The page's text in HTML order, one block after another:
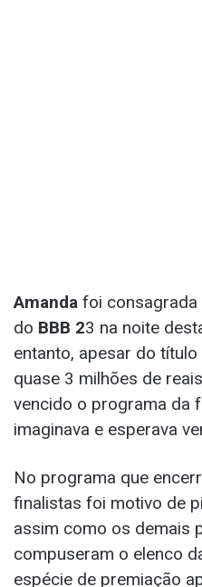
Amanda foi consagrada
do BBB 23 na noite
entanto, apesar do
quase 3 milhões de
vencido o programa da
imaginava e esperava
No programa que
finalistas foi motivo de
assim como os demais
compuseram o elenco
espécie de premiação